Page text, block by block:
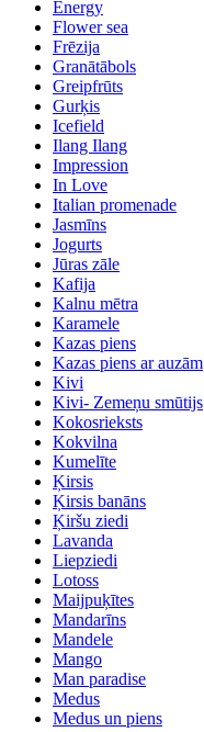
Energy
Flower sea
Frēzija
Granātābols
Greipfrūts
Gurķis
Icefield
Ilang Ilang
Impression
In Love
Italian promenade
Jasmīns
Jogurts
Jūras zāle
Kafija
Kalnu mētra
Karamele
Kazas piens
Kazas piens ar auzām
Kivi
Kivi- Zemeņu smūtijs
Kokosrieksts
Kokvilna
Kumelīte
Ķirsis
Ķirsis banāns
Ķiršu ziedi
Lavanda
Liepziedi
Lotoss
Maijpuķītes
Mandarīns
Mandele
Mango
Man paradise
Medus
Medus un piens